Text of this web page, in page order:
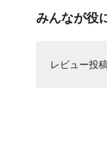
みんなが役
レビュー投